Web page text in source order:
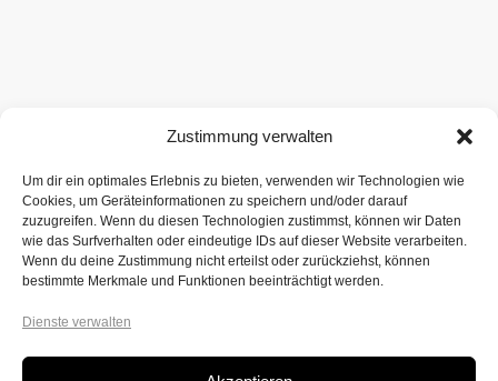
Zustimmung verwalten
Um dir ein optimales Erlebnis zu bieten, verwenden wir Technologien wie
Cookies, um Geräteinformationen zu speichern und/oder darauf
zuzugreifen. Wenn du diesen Technologien zustimmst, können wir Daten
wie das Surfverhalten oder eindeutige IDs auf dieser Website verarbeiten.
Wenn du deine Zustimmung nicht erteilst oder zurückziehst, können
bestimmte Merkmale und Funktionen beeinträchtigt werden.
Dienste verwalten